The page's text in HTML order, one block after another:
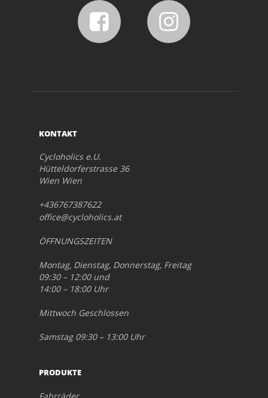
KONTAKT
Cycloholics e.U.
Hütteldorferstrasse 36
Wien Wien
+436767387622
office@cycloholics.at
ÖFFNUNGSZEITEN
Montag, Dienstag, Donnerstag, Freitag
09:30 – 12:00 und
14:00 – 18:00 Uhr
Mittwoch Geschlossen
Samstag 09:30 – 13:00 Uhr
PRODUKTE
Fahrräder